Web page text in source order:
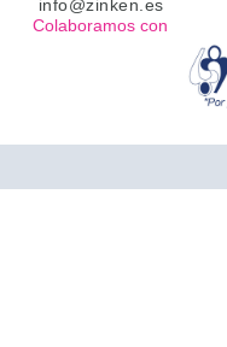
info@zinken.es
Colaboramos con